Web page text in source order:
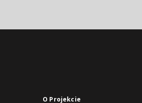
O Projekcie